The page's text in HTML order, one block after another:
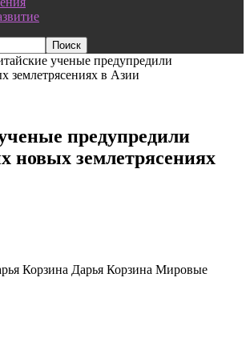
ученые предупредили
землетрясениях в Азии
предупредили
новых землетрясениях
Корзина Дарья Корзина Мировые